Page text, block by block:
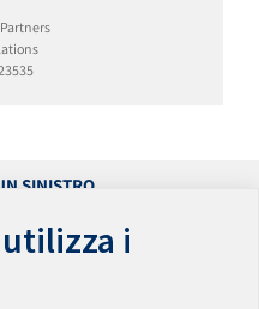
SINISTRO
i